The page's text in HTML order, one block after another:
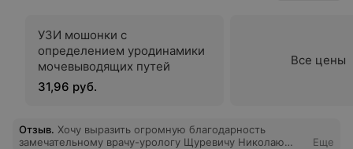
УЗИ мошонки с
определением уродинамики
мочевыводящих путей
31,96 руб.
Все цены
Отзыв. Хочу выразить огромную благодарность
замечательному врачу-урологу Щуревичу Николаю
Еще